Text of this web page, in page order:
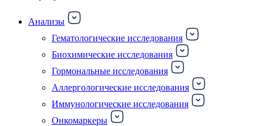
Анализы
Гематологические исследования
Биохимические исследования
Гормональные исследования
Аллергологические исследования
Иммунологические исследования
Онкомаркеры